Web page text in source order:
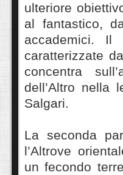
ulteriore
al fantastico,
accademici.
caratterizzate
concentra
dell’Altro nella
Salgari.
La seconda
l’Altrove
un fecondo